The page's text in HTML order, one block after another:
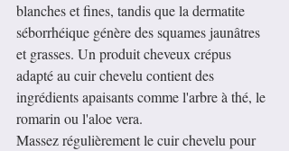
blanches et fines, tandis que la dermatite
séborrhéique génère des squames jaunâtres
et grasses. Un produit cheveux crépus
adapté au cuir chevelu contient des
ingrédients apaisants comme l'arbre à thé, le
romarin ou l'aloe vera.
Massez régulièrement le cuir chevelu pour